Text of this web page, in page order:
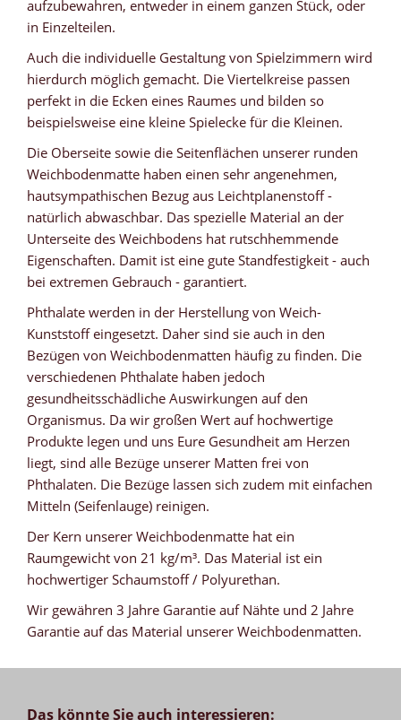
aufzubewahren, entweder in einem ganzen Stück, oder
in Einzelteilen.
Auch die individuelle Gestaltung von Spielzimmern wird
hierdurch möglich gemacht. Die Viertelkreise passen
perfekt in die Ecken eines Raumes und bilden so
beispielsweise eine kleine Spielecke für die Kleinen.
Die Oberseite sowie die Seitenflächen unserer runden
Weichbodenmatte haben einen sehr angenehmen,
hautsympathischen Bezug aus Leichtplanenstoff -
natürlich abwaschbar. Das spezielle Material an der
Unterseite des Weichbodens hat rutschhemmende
Eigenschaften. Damit ist eine gute Standfestigkeit - auch
bei extremen Gebrauch - garantiert.
Phthalate werden in der Herstellung von Weich-
Kunststoff eingesetzt. Daher sind sie auch in den
Bezügen von Weichbodenmatten häufig zu finden. Die
verschiedenen Phthalate haben jedoch
gesundheitsschädliche Auswirkungen auf den
Organismus. Da wir großen Wert auf hochwertige
Produkte legen und uns Eure Gesundheit am Herzen
liegt, sind alle Bezüge unserer Matten frei von
Phthalaten. Die Bezüge lassen sich zudem mit einfachen
Mitteln (Seifenlauge) reinigen.
Der Kern unserer Weichbodenmatte hat ein
Raumgewicht von 21 kg/m³. Das Material ist ein
hochwertiger Schaumstoff / Polyurethan.
Wir gewähren 3 Jahre Garantie auf Nähte und 2 Jahre
Garantie auf das Material unserer Weichbodenmatten.
Das könnte Sie auch interessieren: